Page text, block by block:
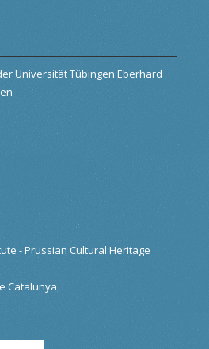
Universität Tübingen Eberhard
- Prussian Cultural Heritage
Catalunya